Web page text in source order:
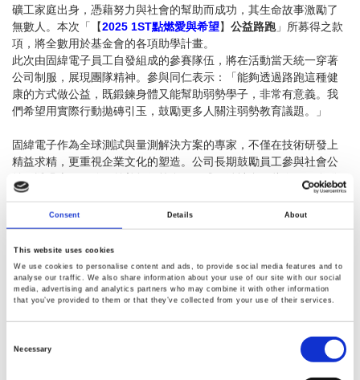
Consent Details About
This website uses cookies
We use cookies to personalise content and ads, to provide social media features and to
analyse our traffic. We also share information about your use of our site with our social
media, advertising and analytics partners who may combine it with other information
that you’ve provided to them or that they’ve collected from your use of their services.
Selection
Necessary
礦工家庭出身，憑藉努力與社會的幫助而成功，其生命故事激勵了
無數人。本次「【2025 1ST點燃愛與希望】 公益路跑」所募得之款
項，將全數用於基金會的各項助學計畫。
此次由固緯電子員工自發組成的參賽隊伍，將在活動當天統一穿著
公司制服，展現團隊精神。參與同仁表示：「能夠透過路跑這種健
康的方式做公益，既鍛鍊身體又能幫助弱勢學子，非常有意義。我
們希望用實際行動拋磚引玉，鼓勵更多人關注弱勢教育議題。」
固緯電子作為全球測試與量測解決方案的專家，不僅在技術研發上
精益求精，更重視企業文化的塑造。公司長期鼓勵員工參與社會公
益，透過志工服務、慈善捐款等多種形式回饋社會。此次員工自發
性參與公益路跑，再次印證了固緯電子對社會責任的承諾已深植於
企業文化之中。
「【2025 1ST點燃愛與希望】公益路跑」預計將於2025年第一季度
舉行，活動規劃不同里程組別，適合所有年齡層的跑者與家庭一同
參與。主辦單位期盼能匯集超過千人的愛心，共同為弱勢學子而
跑。 固緯電子參賽員工也誠摯邀請社會大眾踴躍報名，共同以行動
支持這項極具意義的活動，用每一步伐累積成改變的力量，為孩子
【活動資訊】